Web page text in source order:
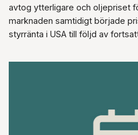
avtog ytterligare och oljepriset
marknaden samtidigt började
styrränta i USA till följd av